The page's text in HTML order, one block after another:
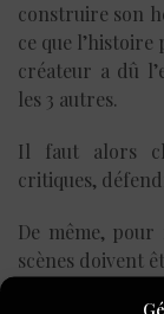
construire son
ce que l’histoire
créateur a dû
les 3 autres.
Il faut alors
critiques,
De même,
scènes doivent